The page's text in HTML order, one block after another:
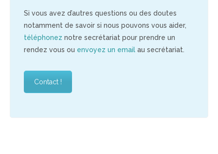
Si vous avez d’autres questions ou des doutes
notamment de savoir si nous pouvons vous aider,
téléphonez notre secrétariat pour prendre un
rendez vous ou envoyez un email au secrétariat.
Contact !